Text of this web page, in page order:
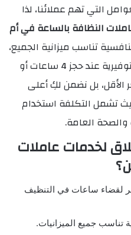
التي تهم عملائنا، لذا
النظافة بالساعة في أم
تناسب ميزانية الجميع،
مع تقديم عروض خاصة وباقات توفيرية عند حجز 4 ساعات أو
الأقل، بل نضمن لكِ أعلى
تشمل التكلفة استخدام
العامة.
لخدمات عاملات
لقضاء ساعات في التنظيف
تناسب جميع الميزانيات.